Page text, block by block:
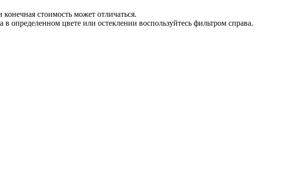
стоимость может отличаться.
определенном цвете или остеклении воспользуйтесь фильтром справа.